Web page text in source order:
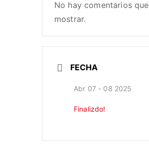
No hay comentarios que
mostrar.
FECHA
Abr 07 - 08 2025
Finalizdo!